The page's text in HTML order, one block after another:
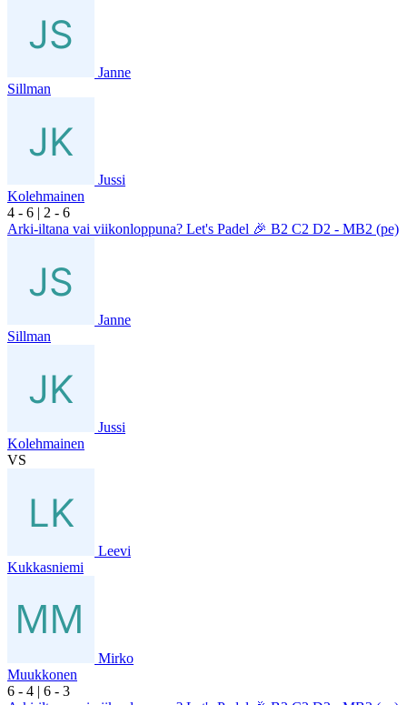
Janne
Sillman
Jussi
Kolehmainen
4 - 6 | 2 - 6
Arki-iltana vai viikonloppuna? Let's Padel 🎉 B2 C2 D2 - MB2 (pe)
Janne
Sillman
Jussi
Kolehmainen
VS
Leevi
Kukkasniemi
Mirko
Muukkonen
6 - 4 | 6 - 3